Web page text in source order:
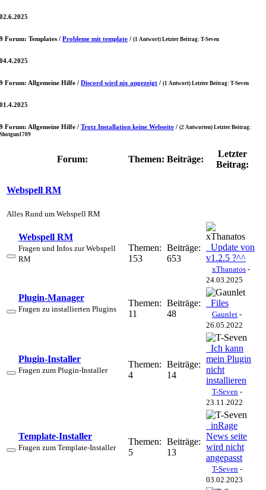
02.6.2025
9 Forum: Templates / Probleme mit template / (1 Antwort) Letzter Beitrag: T-Seven
04.4.2025
9 Forum: Allgemeine Hilfe / Discord wird nix angezeigt / (1 Antwort) Letzter Beitrag: T-Seven
01.4.2025
9 Forum: Allgemeine Hilfe / Trotz Installation keine Webseite / (2 Antworten) Letzter Beitrag:
Shotgun1709
Forum: Themen: Beiträge:
Letzter
Beitrag:
Webspell RM
Alles Rund um Webspell RM
Webspell RM
Fragen und Infos zur Webspell
RM
Themen:
153
Beiträge:
653
Update von
v1.2.5 ?^^
xThanatos -
24.03.2025
Plugin-Manager
Fragen zu installierten Plugins
Themen:
11
Beiträge:
48
Files
Gaunlet -
26.05.2022
Plugin-Installer
Fragen zum Plugin-Installer
Themen:
4
Beiträge:
14
Ich kann
mein Plugin
nicht
installieren
T-Seven -
23.11.2022
Template-Installer
Fragen zum Template-Installer
Themen:
5
Beiträge:
13
inRage
News seite
wird nicht
angepasst
T-Seven -
03.02.2023